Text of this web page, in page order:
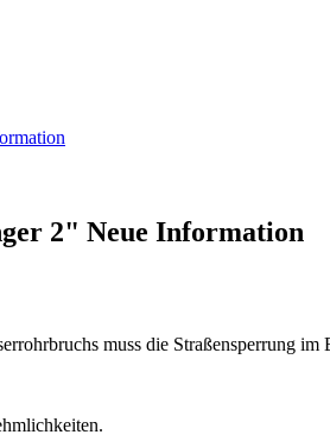
2" Neue Information
muss die Straßensperrung